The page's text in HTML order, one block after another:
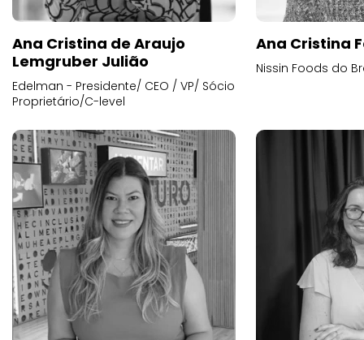
Ana Cristina de Araujo
Lemgruber Julião
Edelman - Presidente/ CEO / VP/ Sócio
Proprietário/C-level
Ana Cristina
Nissin Foods do